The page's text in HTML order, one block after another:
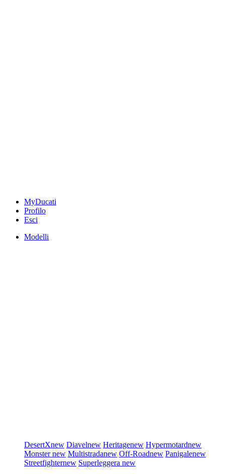
MyDucati
Profilo
Esci
Modelli
DesertXnew Diavelnew Heritagenew Hypermotardnew
Monsternew Multistradanew Off-Roadnew Panigalenew
Streetfighternew Superleggera new